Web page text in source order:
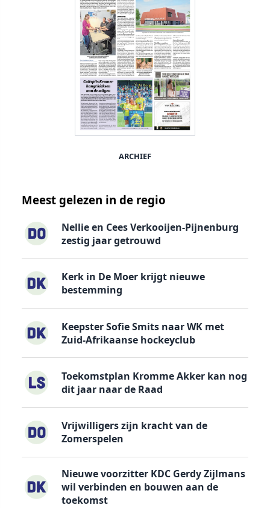
ARCHIEF
Meest gelezen in de regio
Nellie en Cees Verkooijen-Pijnenburg
zestig jaar getrouwd
Kerk in De Moer krijgt nieuwe
bestemming
Keepster Sofie Smits naar WK met
Zuid-Afrikaanse hockeyclub
Toekomstplan Kromme Akker kan nog
dit jaar naar de Raad
Vrijwilligers zijn kracht van de
Zomerspelen
Nieuwe voorzitter KDC Gerdy Zijlmans
wil verbinden en bouwen aan de
toekomst